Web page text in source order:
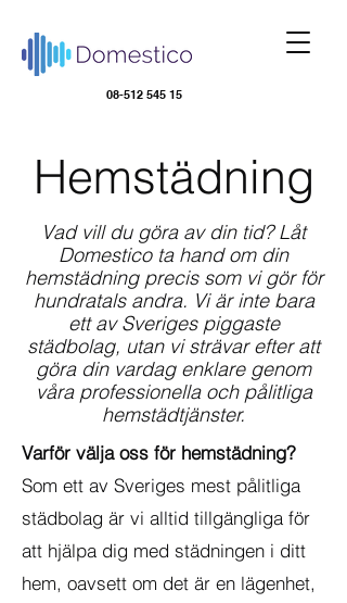
08-512 545 15
Hemstädning
Vad vill du göra av din tid? Låt
Domestico ta hand om din
hemstädning precis som vi gör för
hundratals andra. Vi är inte bara
ett av Sveriges piggaste
städbolag, utan vi strävar efter att
göra din vardag enklare genom
våra professionella och pålitliga
hemstädtjänster.
Varför välja oss för hemstädning?
Som ett av Sveriges mest pålitliga
städbolag är vi alltid tillgängliga för
att hjälpa dig med städningen i ditt
hem, oavsett om det är en lägenhet,